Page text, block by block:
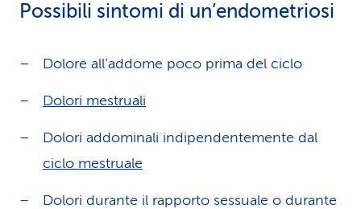
Possibili sintomi di un’endometriosi
Dolore all’addome poco prima del ciclo
Dolori mestruali
Dolori addominali indipendentemente dal
ciclo mestruale
Dolori durante il rapporto sessuale o durante